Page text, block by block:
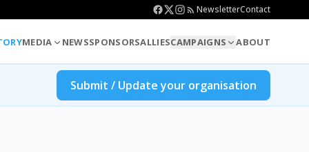
NewsletterContact
MEDIA NEWSSPONSORSALLIESCAMPAIGNS ABOUT
Submit / Update your organisation